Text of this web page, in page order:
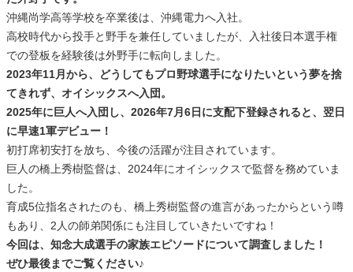
沖縄尚学高等学校を卒業後は、沖縄電力へ入社。
高校時代から投手と野手を兼任していましたが、入社後日本選手権
での登板を経験後は外野手に転向しました。
2023年11月から、どうしてもプロ野球選手になりたいという夢を捨
てきれず、オイシックスへ入団。
2025年に巨人へ入団し、2026年7月6日に支配下登録されると、翌日
に早速1軍デビュー！
初打席初安打を放ち、今後の活躍が注目されています。
巨人の橋上秀樹監督は、2024年にオイシックスで監督を務めていま
した。
育成5位指名されたのも、橋上秀樹監督の進言があったからという噂
もあり、2人の師弟関係にも注目していきたいですね！
今回は、知念大成選手の家族エピソードについて調査しました！
ぜひ最後までご覧ください♪